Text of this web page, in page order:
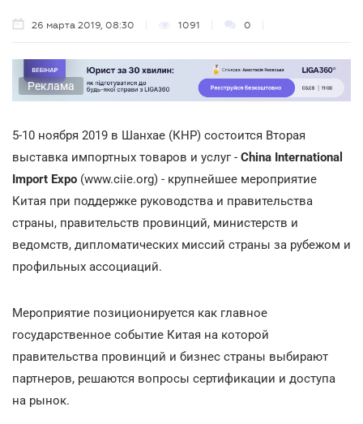
26 марта 2019, 08:30 1091 0
Реклама
5-10 ноября 2019 в Шанхае (КНР) состоится Вторая
выставка импортных товаров и услуг - China International
Import Expo (www.ciie.org) - крупнейшее мероприятие
Китая при поддержке руководства и правительства
страны, правительств провинций, министерств и
ведомств, дипломатических миссий страны за рубежом и
профильных ассоциаций.
Мероприятие позиционируется как главное
государственное событие Китая на которой
правительства провинций и бизнес страны выбирают
партнеров, решаются вопросы сертификации и доступа
на рынок.